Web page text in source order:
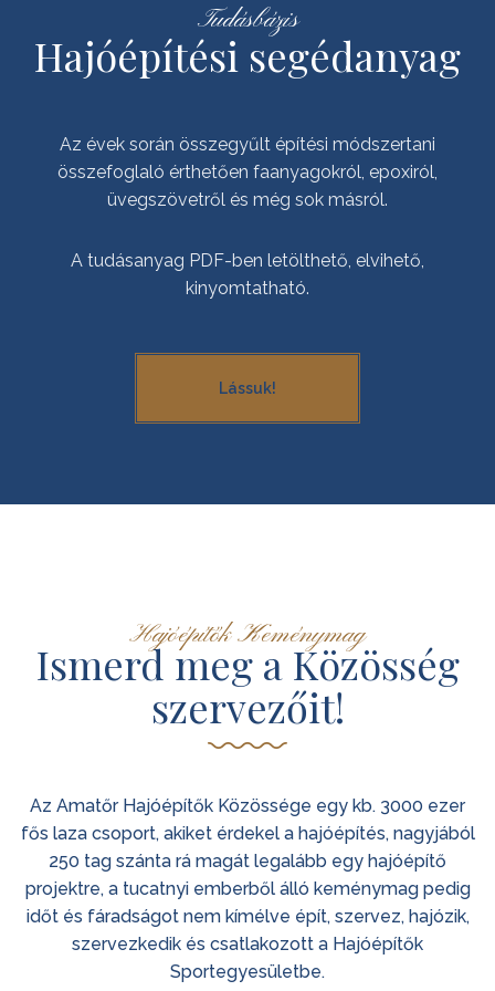
Tudásbázis
Hajóépítési segédanyag
Az évek során összegyűlt építési módszertani
összefoglaló érthetően faanyagokról, epoxiról,
üvegszövetről és még sok másról.
A tudásanyag PDF-ben letölthető, elvihető,
kinyomtatható.
Lássuk!
Hajóépítők Keménymag
Ismerd meg a Közösség
szervezőit!
Az Amatőr Hajóépítők Közössége egy kb. 3000 ezer
fős laza csoport, akiket érdekel a hajóépítés, nagyjából
250 tag szánta rá magát legalább egy hajóépítő
projektre, a tucatnyi emberből álló keménymag pedig
időt és fáradságot nem kímélve épít, szervez, hajózik,
szervezkedik és csatlakozott a Hajóépítők
Sportegyesületbe.